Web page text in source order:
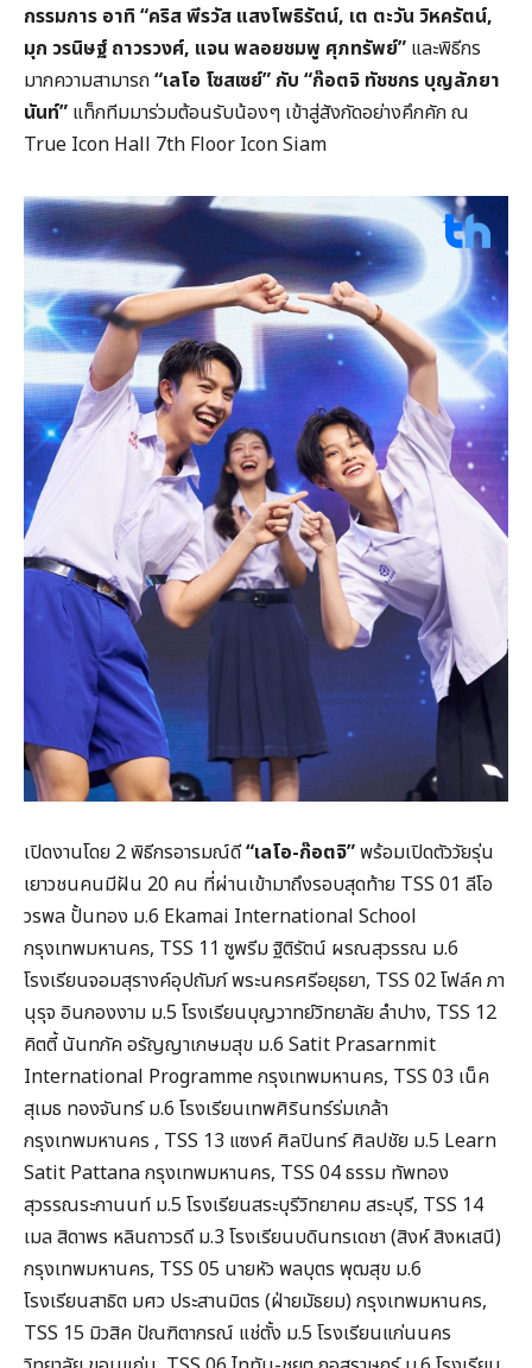
กรรมการ อาทิ “คริส พีรวัส แสงโพธิรัตน์, เต ตะวัน วิหครัตน์,
มุก วรนิษฐ์ ถาวรวงศ์, แจน พลอยชมพู ศุภทรัพย์” และพิธีกร
มากความสามารถ“เลโอ โซสเซย์” กับ “ก๊อตจิ ทัชชกร บุญลัภยา
นันท์” แท็กทีมมาร่วมต้อนรับน้องๆ เข้าสู่สังกัดอย่างคึกคัก ณ
True Icon Hall 7th Floor Icon Siam
เปิดงานโดย 2 พิธีกรอารมณ์ดี“เลโอ-ก๊อตจิ”พร้อมเปิดตัววัยรุ่น
เยาวชนคนมีฝัน 20 คน ที่ผ่านเข้ามาถึงรอบสุดท้าย TSS 01 ลีโอ
วรพล ปั้นทอง ม.6 Ekamai International School
กรุงเทพมหานคร, TSS 11 ซูพรีม ฐิติรัตน์ ผรณสุวรรณ ม.6
โรงเรียนจอมสุรางค์อุปถัมภ์ พระนครศรีอยุธยา, TSS 02 โฟล์ค ภา
นุรุจ อินกองงาม ม.5 โรงเรียนบุญวาทย์วิทยาลัย ลำปาง, TSS 12
คิตตี้ นันทภัค อรัญญาเกษมสุข ม.6 Satit Prasarnmit
International Programme กรุงเทพมหานคร, TSS 03 เน็ค
สุเมธ ทองจันทร์ ม.6 โรงเรียนเทพศิรินทร์ร่มเกล้า
กรุงเทพมหานคร , TSS 13 แซงค์ ศิลปินทร์ ศิลปชัย ม.5 Learn
Satit Pattana กรุงเทพมหานคร, TSS 04 ธรรม ทัพทอง
สุวรรณระกานนท์ ม.5 โรงเรียนสระบุรีวิทยาคม สระบุรี, TSS 14
เมล สิดาพร หลินถาวรดี ม.3 โรงเรียนบดินทรเดชา (สิงห์ สิงหเสนี)
กรุงเทพมหานคร, TSS 05 นายหัว พลบุตร พุฒสุข ม.6
โรงเรียนสาธิต มศว ประสานมิตร (ฝ่ายมัธยม) กรุงเทพมหานคร,
TSS 15 มิวสิค ปัณฑิตากรณ์ แช่ตั้ง ม.5 โรงเรียนแก่นนคร